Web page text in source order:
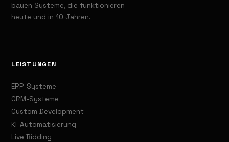
bauen Systeme, die funktionieren —
heute und in 10 Jahren.
LEISTUNGEN
ERP-Systeme
CRM-Systeme
Custom Development
KI-Automatisierung
Live Bidding